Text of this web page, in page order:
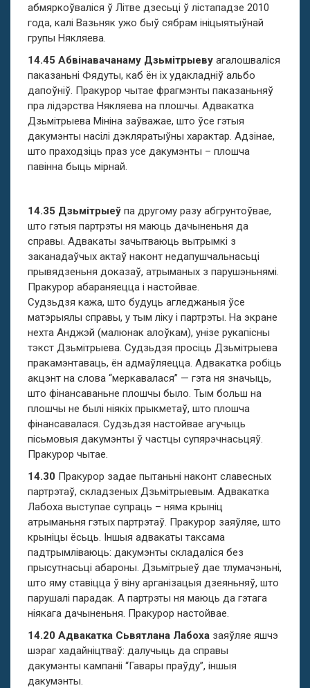
абмяркоўваліся ў Літве дзесьці ў лістападзе 2010
года, калі Вазьняк ужо быў сябрам ініцыятыўнай
групы Някляева.
14.45 Абвінавачанаму Дзьмітрыеву агалошваліся
паказаньні Фядуты, каб ён іх удакладніў альбо
дапоўніў. Пракурор чытае фрагмэнты паказаньняў
пра лідэрства Някляева на плошчы. Адвакатка
Дзьмітрыева Мініна заўважае, што ўсе гэтыя
дакумэнты насілі дэкляратыўны характар. Адзінае,
што праходзіць праз усе дакумэнты – плошча
павінна быць мірнай.
14.35 Дзьмітрыеў па другому разу абгрунтоўвае,
што гэтыя партрэты ня маюць дачыненьня да
справы. Адвакаты зачытваюць вытрымкі з
заканадаўчых актаў наконт недапушчальнасьці
прывядзеньня доказаў, атрыманых з парушэньнямі.
Пракурор абараняецца і настойвае.
Судзьдзя кажа, што будуць агледжаныя ўсе
матэрыялы справы, у тым ліку і партрэты. На экране
нехта Анджэй (малюнак алоўкам), унізе рукапісны
тэкст Дзьмітрыева. Судзьдзя просіць Дзьмітрыева
пракамэнтаваць, ён адмаўляецца. Адвакатка робіць
акцэнт на слова “меркавалася” — гэта ня значыць,
што фінансаваньне плошчы было. Тым больш на
плошчы не былі ніякіх прыкметаў, што плошча
фінансавалася. Судзьдзя настойвае агучыць
пісьмовыя дакумэнты ў частцы супярэчнасьцяў.
Пракурор чытае.
14.30 Пракурор задае пытаньні наконт славесных
партрэтаў, складзеных Дзьмітрыевым. Адвакатка
Лабоха выступае супраць – няма крыніц
атрыманьня гэтых партрэтаў. Пракурор заяўляе, што
крыніцы ёсьць. Іншыя адвакаты таксама
падтрымліваюць: дакумэнты складаліся без
прысутнасьці абароны. Дзьмітрыеў дае тлумачэньні,
што яму ставіцца ў віну арганізацыя дзеяньняў, што
парушалі парадак. А партрэты ня маюць да гэтага
ніякага дачыненьня. Пракурор настойвае.
14.20 Адвакатка Сьвятлана Лабоха заяўляе яшчэ
шэраг хадайніцтваў: далучыць да справы
дакумэнты кампаніі “Гавары праўду”, іншыя
дакумэнты.